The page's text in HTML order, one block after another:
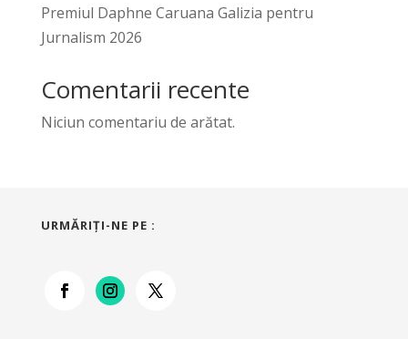
Premiul Daphne Caruana Galizia pentru
Jurnalism 2026
Comentarii recente
Niciun comentariu de arătat.
URMĂRIŢI-NE PE :